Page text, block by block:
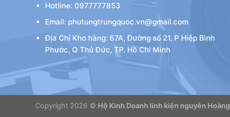
Hotline: 0977777853
Email: phutungtrungquoc.vn@gmail.com
Địa Chỉ Kho hàng: 67A, Đường số 21, P Hiệp Bình
Phước, Q Thủ Đức, TP. Hồ Chí Minh
Copyright 2026 © Hộ Kinh Doanh linh kiện nguyễn Hoàng